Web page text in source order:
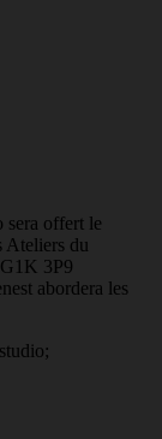
sera offert le
Ateliers du
3P9
abordera les